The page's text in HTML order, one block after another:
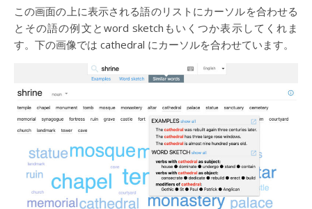
この画面の上に表示される語のリストにカーソルを合わせる
とその語の例文とword sketchもいくつか表示してくれま
す。下の画像では cathedral にカーソルを合わせています。